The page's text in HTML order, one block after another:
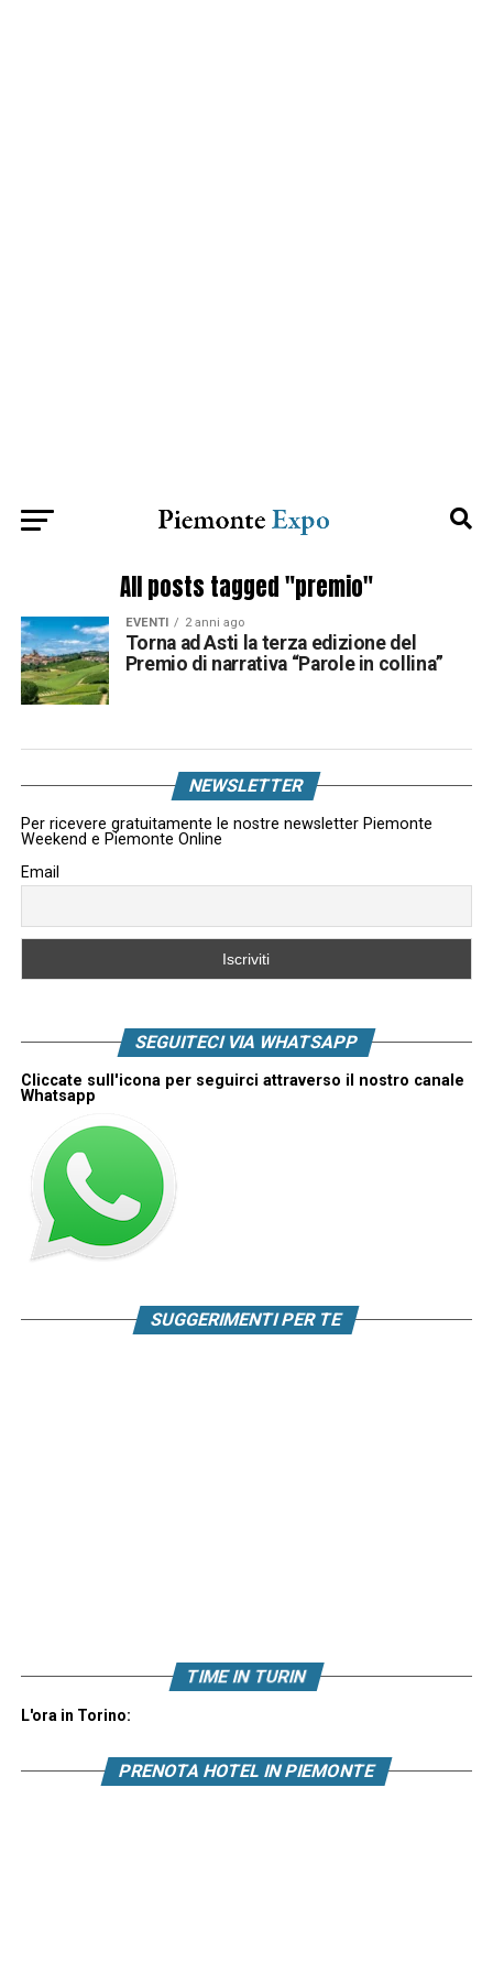
All posts tagged "premio"
EVENTI 2 anni ago
Torna ad Asti la terza edizione del
Premio di narrativa “Parole in collina”
NEWSLETTER
Per ricevere gratuitamente le nostre newsletter Piemonte
Weekend e Piemonte Online
Email
SEGUITECI VIA WHATSAPP
Cliccate sull'icona per seguirci attraverso il nostro canale
Whatsapp
SUGGERIMENTI PER TE
TIME IN TURIN
L'ora in Torino:
PRENOTA HOTEL IN PIEMONTE